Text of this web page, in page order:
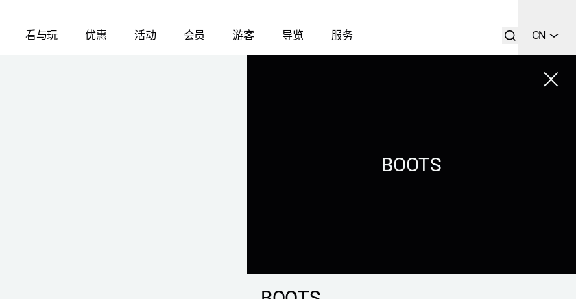
看与玩 优惠 活动 会员 游客 导览 服务 CN
Close
BOOTS